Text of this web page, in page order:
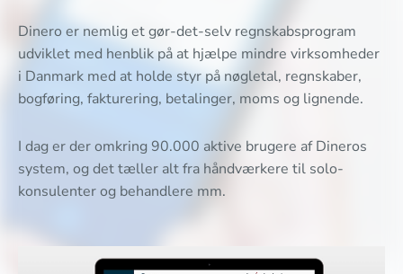
Dinero er nemlig et gør-det-selv regnskabsprogram
udviklet med henblik på at hjælpe mindre virksomheder
i Danmark med at holde styr på nøgletal, regnskaber,
bogføring, fakturering, betalinger, moms og lignende.
I dag er der omkring 90.000 aktive brugere af Dineros
system, og det tæller alt fra håndværkere til solo-
konsulenter og behandlere mm.